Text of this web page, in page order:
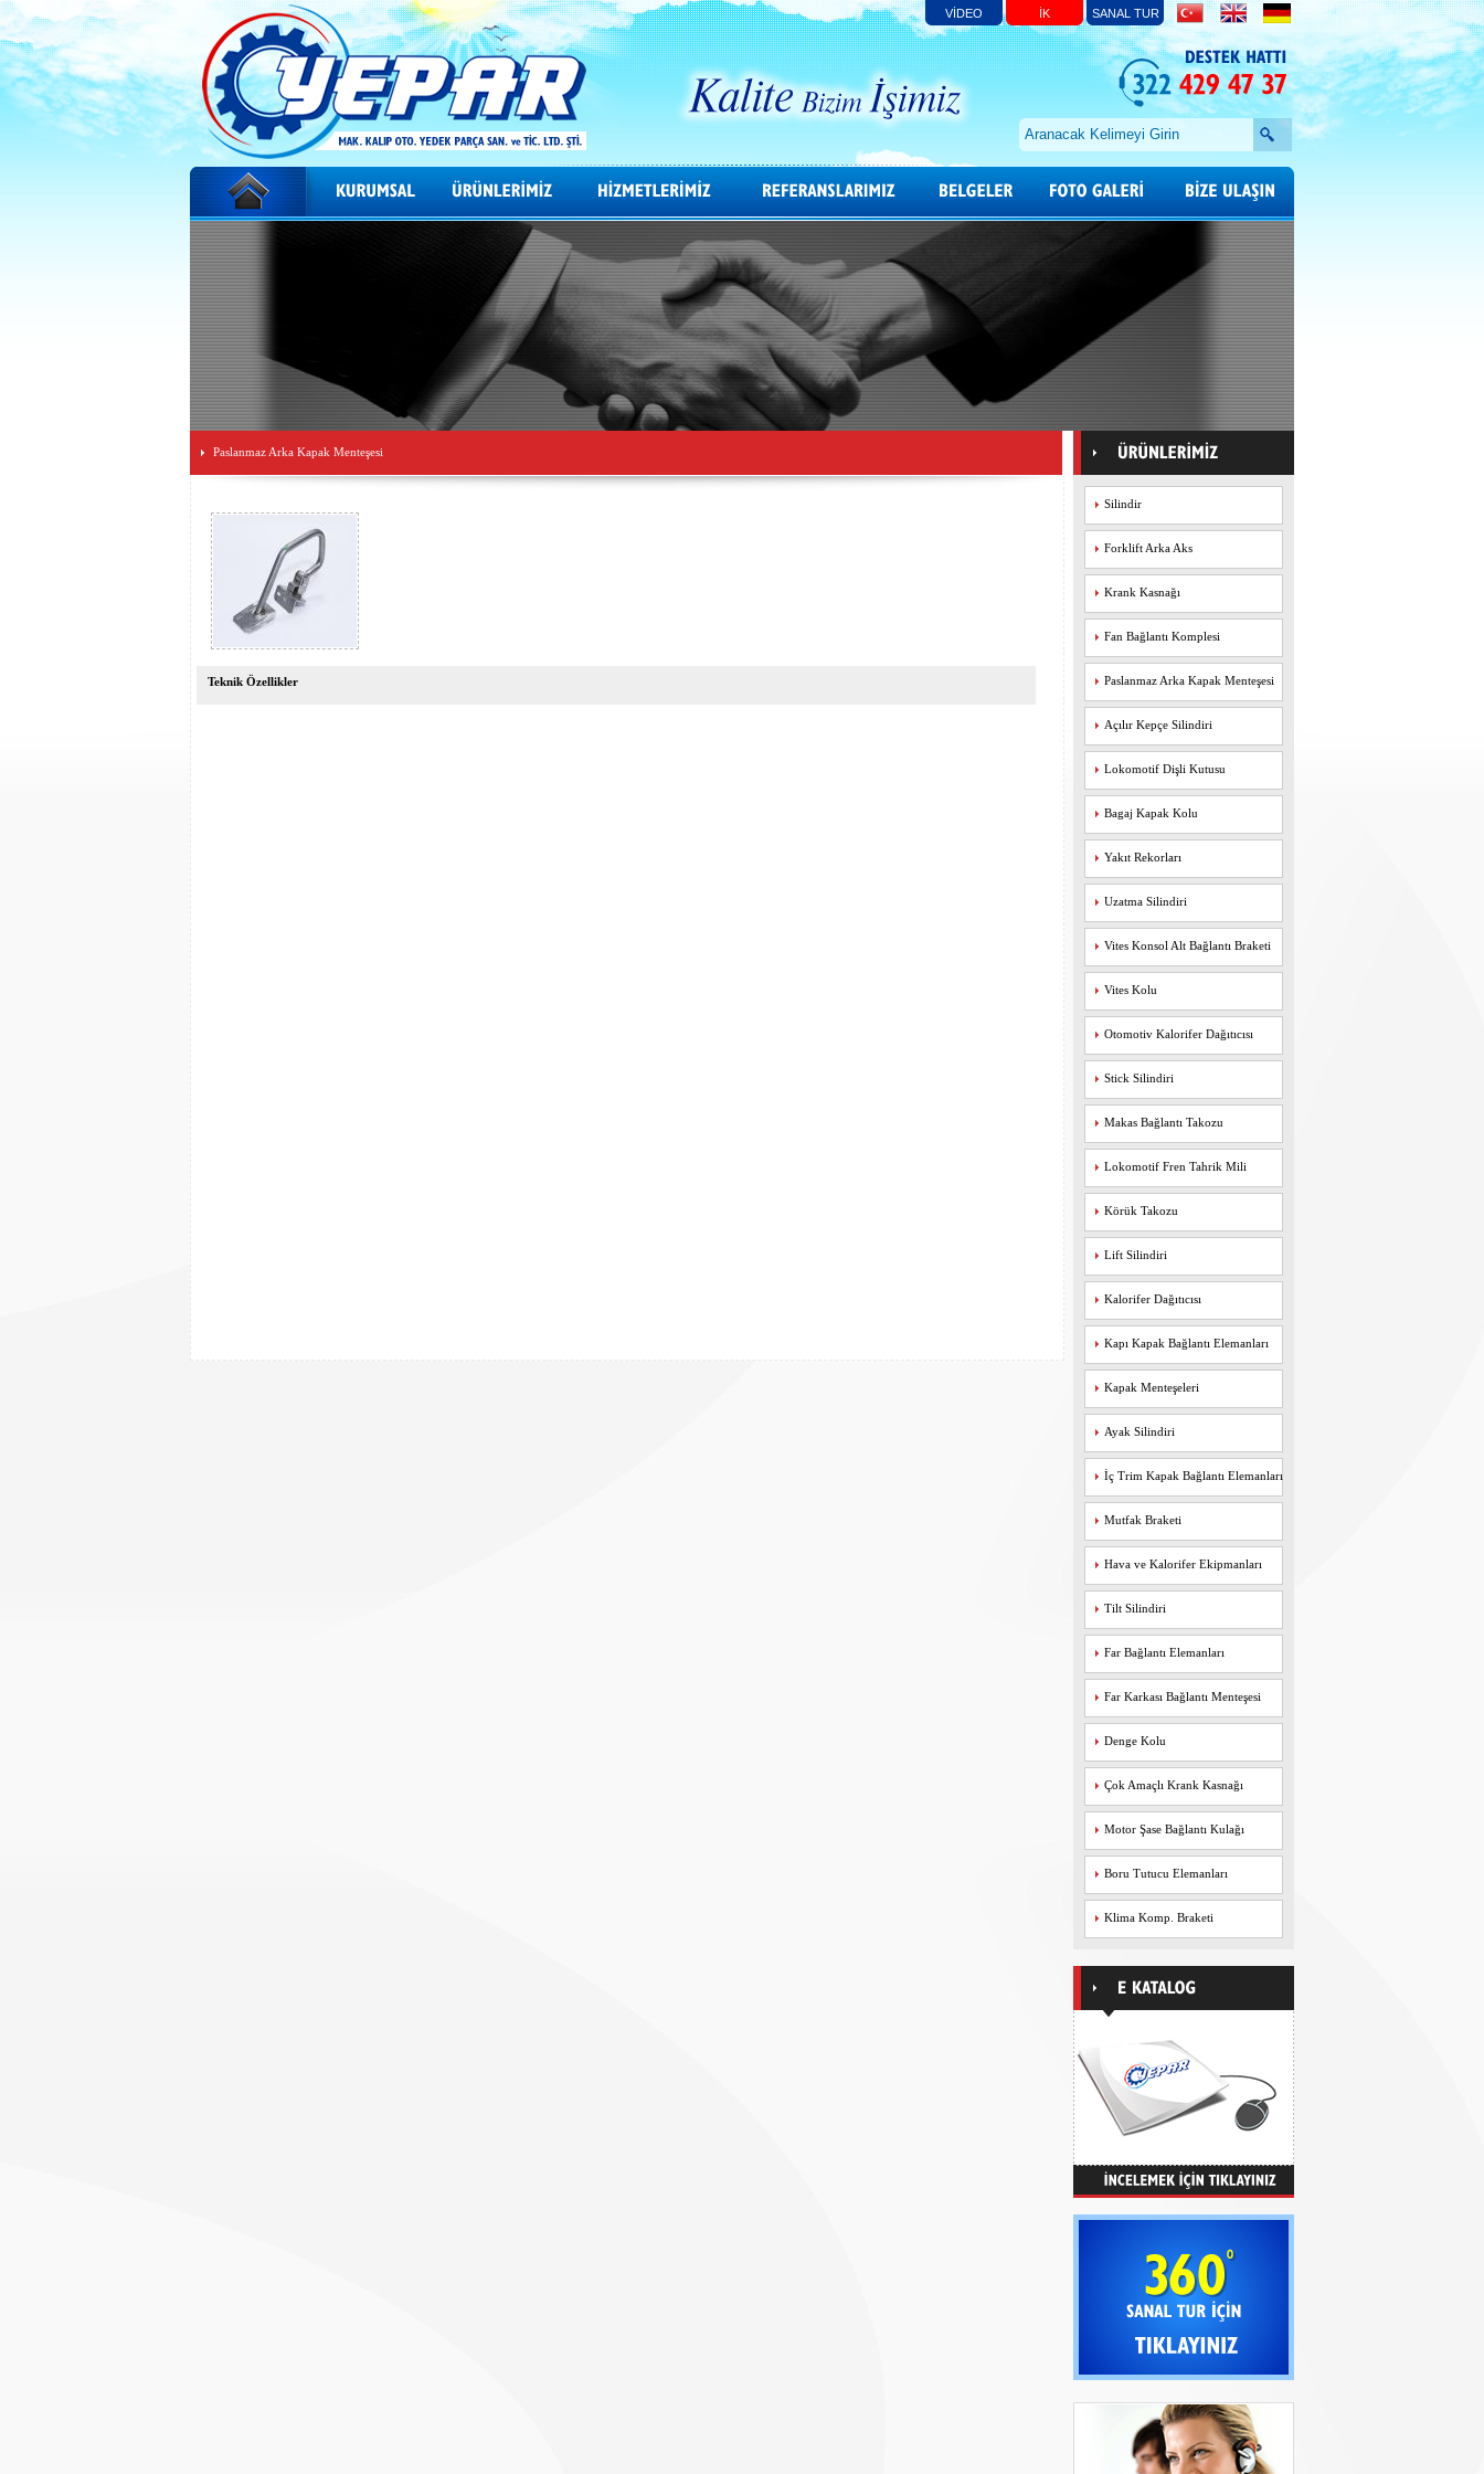
VİDEO İK SANAL TUR
Paslanmaz Arka Kapak Menteşesi
Teknik Özellikler
Silindir
Forklift Arka Aks
Krank Kasnağı
Fan Bağlantı Komplesi
Paslanmaz Arka Kapak Menteşesi
Açılır Kepçe Silindiri
Lokomotif Dişli Kutusu
Bagaj Kapak Kolu
Yakıt Rekorları
Uzatma Silindiri
Vites Konsol Alt Bağlantı Braketi
Vites Kolu
Otomotiv Kalorifer Dağıtıcısı
Stick Silindiri
Makas Bağlantı Takozu
Lokomotif Fren Tahrik Mili
Körük Takozu
Lift Silindiri
Kalorifer Dağıtıcısı
Kapı Kapak Bağlantı Elemanları
Kapak Menteşeleri
Ayak Silindiri
İç Trim Kapak Bağlantı Elemanları
Mutfak Braketi
Hava ve Kalorifer Ekipmanları
Tilt Silindiri
Far Bağlantı Elemanları
Far Karkası Bağlantı Menteşesi
Denge Kolu
Çok Amaçlı Krank Kasnağı
Motor Şase Bağlantı Kulağı
Boru Tutucu Elemanları
Klima Komp. Braketi